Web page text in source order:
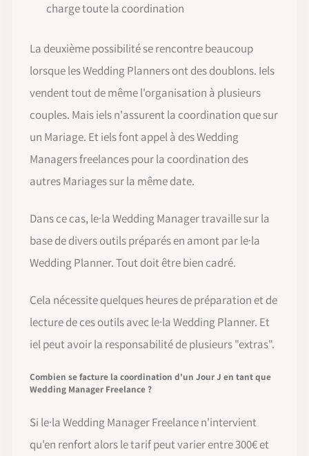
charge toute la coordination
La deuxième possibilité se rencontre beaucoup
lorsque les Wedding Planners ont des doublons. Iels
vendent tout de même l'organisation à plusieurs
couples. Mais iels n'assurent la coordination que sur
un Mariage. Et iels font appel à des Wedding
Managers freelances pour la coordination des
autres Mariages sur la même date.
Dans ce cas, le·la Wedding Manager travaille sur la
base de divers outils préparés en amont par le·la
Wedding Planner. Tout doit être bien cadré.
Cela nécessite quelques heures de préparation et de
lecture de ces outils avec le·la Wedding Planner. Et
iel peut avoir la responsabilité de plusieurs "extras".
Combien se facture la coordination d'un Jour J en tant que
Wedding Manager Freelance ?
Si le·la Wedding Manager Freelance n'intervient
qu'en renfort alors le tarif peut varier entre 300€ et